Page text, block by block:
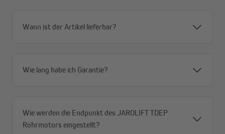
Antriebe für Rollladenwellen SW 40 & SW 60
JULIUS MAYER
3-Stufiges Hochleistungs-Planetengetriebe sorgt für
nahezu geräuschloses Auf- und Zufahren des
Wann ist der Artikel lieferbar?
Wie lang habe ich Garantie?
Wie werden die Endpunkt des JAROLIFT TDEP
Rohrmotors eingestellt?